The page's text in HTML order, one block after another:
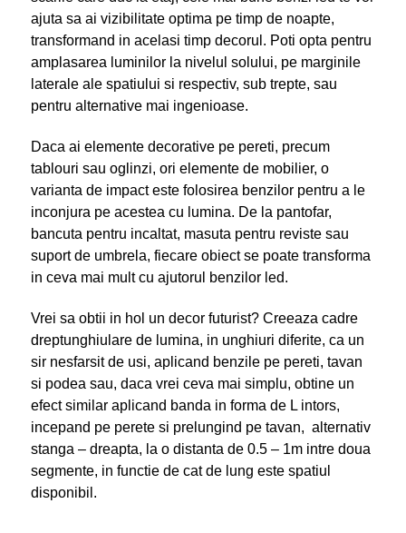
ajuta sa ai vizibilitate optima pe timp de noapte,
transformand in acelasi timp decorul. Poti opta pentru
amplasarea luminilor la nivelul solului, pe marginile
laterale ale spatiului si respectiv, sub trepte, sau
pentru alternative mai ingenioase.
Daca ai elemente decorative pe pereti, precum
tablouri sau oglinzi, ori elemente de mobilier, o
varianta de impact este folosirea benzilor pentru a le
inconjura pe acestea cu lumina. De la pantofar,
bancuta pentru incaltat, masuta pentru reviste sau
suport de umbrela, fiecare obiect se poate transforma
in ceva mai mult cu ajutorul benzilor led.
Vrei sa obtii in hol un decor futurist? Creeaza cadre
dreptunghiulare de lumina, in unghiuri diferite, ca un
sir nesfarsit de usi, aplicand benzile pe pereti, tavan
si podea sau, daca vrei ceva mai simplu, obtine un
efect similar aplicand banda in forma de L intors,
incepand pe perete si prelungind pe tavan, alternativ
stanga – dreapta, la o distanta de 0.5 – 1m intre doua
segmente, in functie de cat de lung este spatiul
disponibil.